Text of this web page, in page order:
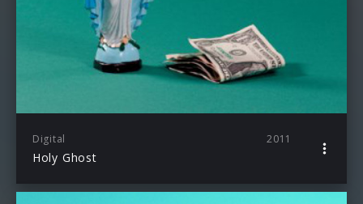
Digital 2011
Holy Ghost